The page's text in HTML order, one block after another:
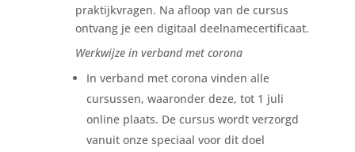
praktijkvragen. Na afloop van de cursus
ontvang je een digitaal deelnamecertificaat.
Werkwijze in verband met corona
In verband met corona vinden alle
cursussen, waaronder deze, tot 1 juli
online plaats. De cursus wordt verzorgd
vanuit onze speciaal voor dit doel